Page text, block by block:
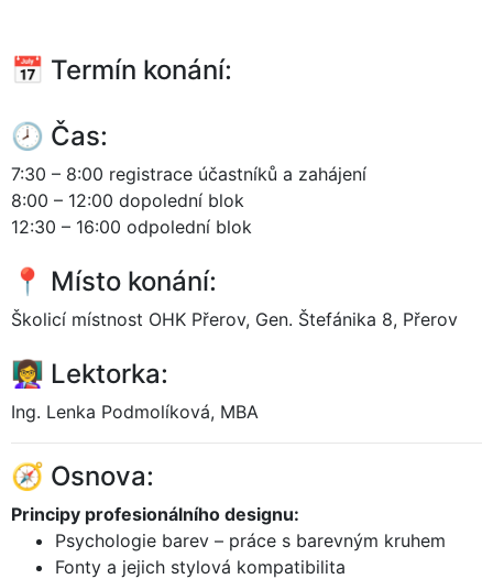
📅 Termín konání:
🕗 Čas:
7:30 – 8:00 registrace účastníků a zahájení
8:00 – 12:00 dopolední blok
12:30 – 16:00 odpolední blok
📍 Místo konání:
Školicí místnost OHK Přerov, Gen. Štefánika 8, Přerov
👩‍🏫 Lektorka:
Ing. Lenka Podmolíková, MBA
🧭 Osnova:
Principy profesionálního designu:
Psychologie barev – práce s barevným kruhem
Fonty a jejich stylová kompatibilita